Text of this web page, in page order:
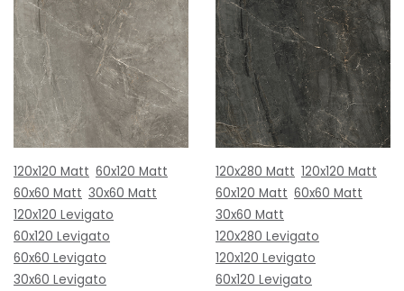
120x120 Matt 60x120 Matt
60x60 Matt 30x60 Matt
120x120 Levigato
60x120 Levigato
60x60 Levigato
30x60 Levigato
120x280 Matt 120x120 Matt
60x120 Matt 60x60 Matt
30x60 Matt
120x280 Levigato
120x120 Levigato
60x120 Levigato